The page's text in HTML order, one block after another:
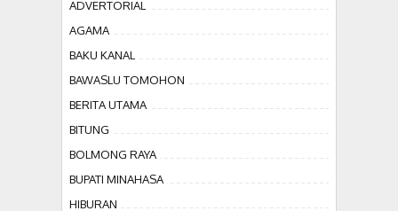
ADVERTORIAL
AGAMA
BAKU KANAL
BAWASLU TOMOHON
BERITA UTAMA
BITUNG
BOLMONG RAYA
BUPATI MINAHASA
HIBURAN